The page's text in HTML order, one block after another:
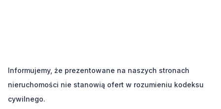
Informujemy, że prezentowane na naszych stronach
nieruchomości nie stanowią ofert w rozumieniu kodeksu
cywilnego.